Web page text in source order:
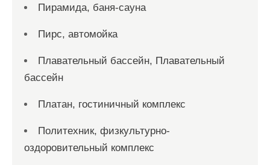
Пирамида, баня-сауна
Пирс, автомойка
Плавательный бассейн, Плавательный
бассейн
Платан, гостиничный комплекс
Политехник, физкультурно-
оздоровительный комплекс